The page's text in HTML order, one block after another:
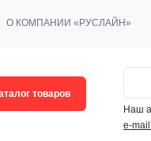
О КОМПАНИИ «РУСЛАЙН»
товаров
Наш
e-